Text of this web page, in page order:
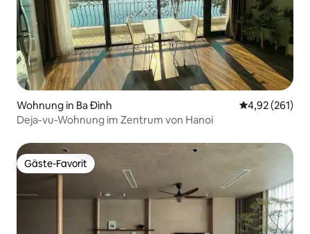
Wohnung in Ba Đình
4,92 (261)
Deja-vu-Wohnung im Zentrum von Hanoi
Gäste-Favorit
Gäste-Favorit